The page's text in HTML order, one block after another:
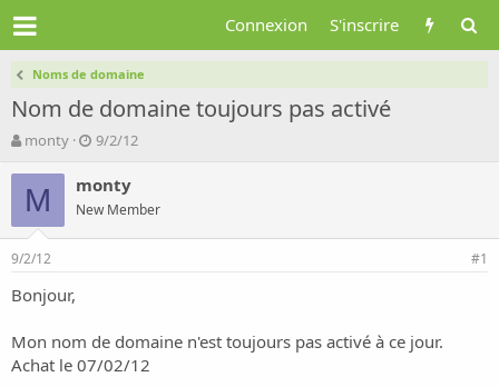
Connexion S'inscrire
Noms de domaine
Nom de domaine toujours pas activé
A
t
e
r
d
l
d
i
monty
D
t
d
e
t
9/2/12
M monty
New Member
9/2/12 #1
Bonjour,
Mon nom de domaine n'est toujours pas activé à ce jour.
Achat le 07/02/12